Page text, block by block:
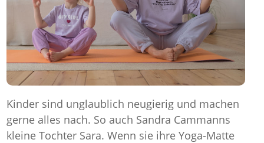
Kinder sind unglaublich neugierig und machen
gerne alles nach. So auch Sandra Cammanns
kleine Tochter Sara. Wenn sie ihre Yoga-Matte